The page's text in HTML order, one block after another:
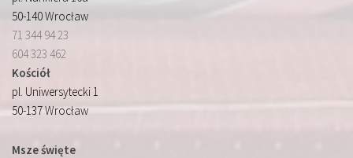
50-140 Wrocław
71 344 94 23
604 323 462
Kościół
pl. Uniwersytecki 1
50-137 Wrocław
Msze święte